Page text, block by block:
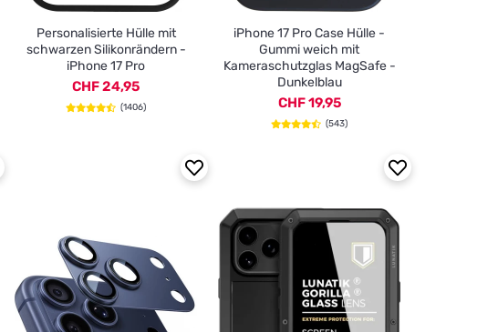
Personalisierte Hülle mit
schwarzen Silikonrändern -
iPhone 17 Pro
CHF 24,95
(1406)
iPhone 17 Pro Case Hülle -
Gummi weich mit
Kameraschutzglas MagSafe -
Dunkelblau
CHF 19,95
(543)